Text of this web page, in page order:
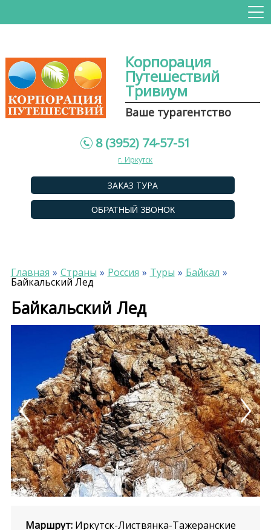
Корпорация
Путешествий
Тривиум
Ваше турагентство
ЗАКАЗ ТУРА
ОБРАТНЫЙ ЗВОНОК
8 (3952) 74-57-51
г. Иркутск
Главная Страны Россия Туры Байкал
Байкальский Лед
Байкальский Лед
Previous Next
Маршрут: Иркутск-Листвянка-Тажеранские